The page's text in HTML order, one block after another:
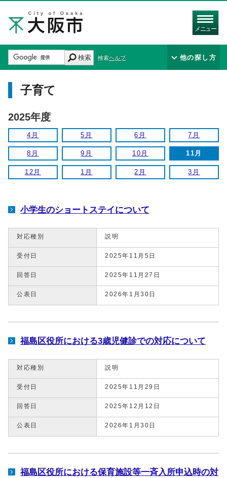
メニュー
検索 検索ヘルプ 他の探し方
子育て
2025年度
4月 5月 6月 7月
8月 9月 10月 11月
12月 1月 2月 3月
小学生のショートステイについて
対応種別 説明
受付日 2025年11月5日
回答日 2025年11月27日
公表日 2026年1月30日
福島区役所における3歳児健診での対応について
対応種別 説明
受付日 2025年11月29日
回答日 2025年12月12日
公表日 2026年1月30日
福島区役所における保育施設等一斉入所申込時の対